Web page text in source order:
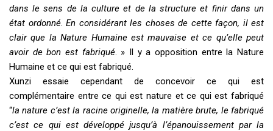
dans le sens de la culture et de la structure et finir dans un
état ordonné. En considérant les choses de cette façon, il est
clair que la Nature Humaine est mauvaise et ce qu’elle peut
avoir de bon est fabriqué. » Il y a opposition entre la Nature
Humaine et ce qui est fabriqué.
Xunzi essaie cependant de concevoir ce qui est
complémentaire entre ce qui est nature et ce qui est fabriqué
“la nature c’est la racine originelle, la matière brute, le fabriqué
c’est ce qui est développé jusqu’à l’épanouissement par la